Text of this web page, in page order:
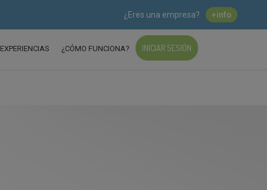
¿Eres una empresa? +info
EXPERIENCIAS ¿CÓMO FUNCIONA? INICIAR SESIÓN